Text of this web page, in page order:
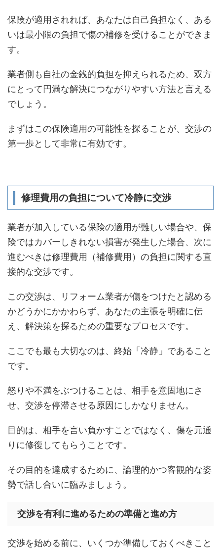
保険が適用されれば、あなたは自己負担なく、ある
いは最小限の負担で傷の補修を受けることができま
す。
業者側も自社の金銭的負担を抑えられるため、双方
にとって円満な解決につながりやすい方法と言える
でしょう。
まずはこの保険適用の可能性を探ることが、交渉の
第一歩として非常に有効です。
修理費用の負担について冷静に交渉
業者が加入している保険の適用が難しい場合や、保
険ではカバーしきれない損害が発生した場合、次に
進むべきは修理費用（補修費用）の負担に関する直
接的な交渉です。
この交渉は、リフォーム業者が傷をつけたと認める
かどうかにかかわらず、あなたの主張を明確に伝
え、解決策を探るための重要なプロセスです。
ここでも最も大切なのは、終始「冷静」であること
です。
怒りや不満をぶつけることは、相手を意固地にさ
せ、交渉を停滞させる原因にしかなりません。
目的は、相手を言い負かすことではなく、傷を元通
りに修復してもらうことです。
その目的を達成するために、論理的かつ客観的な姿
勢で話し合いに臨みましょう。
交渉を有利に進めるための準備と進め方
交渉を始める前に、いくつか準備しておくべきこと